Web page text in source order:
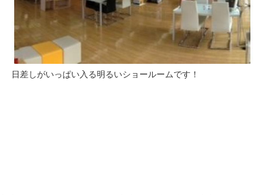
日差しがいっぱい入る明るいショールームです！